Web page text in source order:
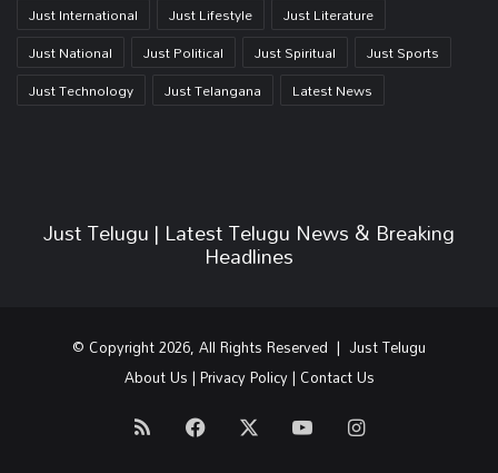
Just International
Just Lifestyle
Just Literature
Just National
Just Political Just Spiritual
Just Sports
Just Technology
Just Telangana Latest News
Just Telugu | Latest Telugu News & Breaking
Headlines
© Copyright 2026, All Rights Reserved | Just Telugu
About Us|Privacy Policy| Contact Us
RSS Facebook YouTubeInstagram